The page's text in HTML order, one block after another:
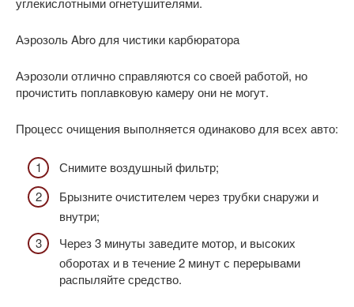
Аэрозоль Abro для чистики карбюратора
Аэрозоли отлично справляются со своей работой, но
прочистить поплавковую камеру они не могут.
Процесс очищения выполняется одинаково для всех авто:
Снимите воздушный фильтр;
Брызните очистителем через трубки снаружи и
внутри;
Через 3 минуты заведите мотор, и высоких
оборотах и в течение 2 минут с перерывами
распыляйте средство.